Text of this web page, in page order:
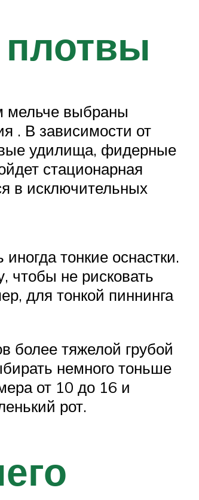
мельче выбраны
. В зависимости от
удилища, фидерные
стационарная
в исключительных
тонкие оснастки.
чтобы не рисковать
для тонкой пиннинга
более тяжелой грубой
немного тоньше
от 10 до 16 и
рот.